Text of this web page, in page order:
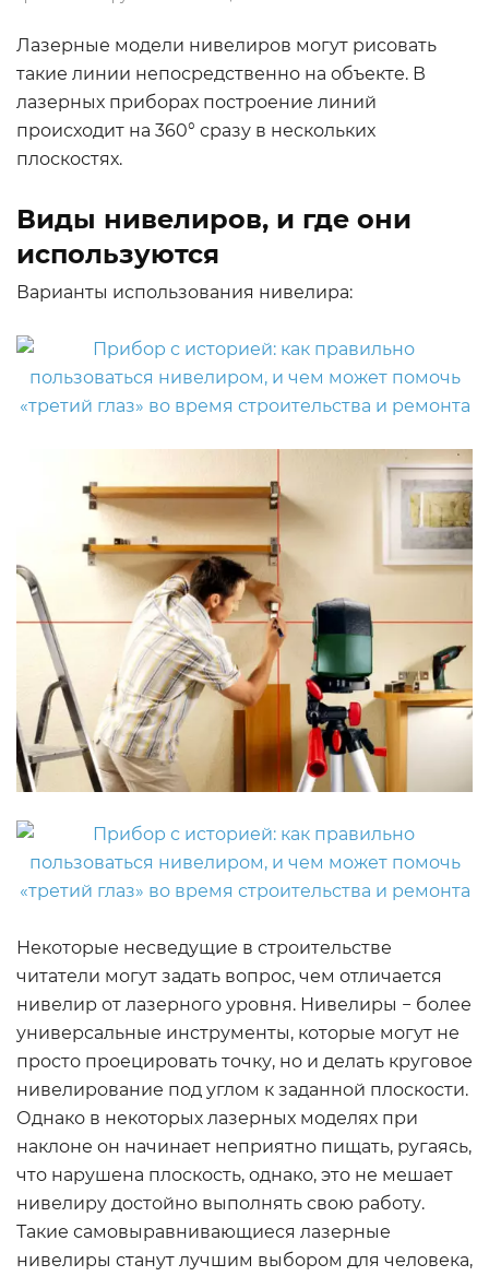
Лазерные модели нивелиров могут рисовать
такие линии непосредственно на объекте. В
лазерных приборах построение линий
происходит на 360° сразу в нескольких
плоскостях.
Виды нивелиров, и где они
используются
Варианты использования нивелира:
Некоторые несведущие в строительстве
читатели могут задать вопрос, чем отличается
нивелир от лазерного уровня. Нивелиры − более
универсальные инструменты, которые могут не
просто проецировать точку, но и делать круговое
нивелирование под углом к заданной плоскости.
Однако в некоторых лазерных моделях при
наклоне он начинает неприятно пищать, ругаясь,
что нарушена плоскость, однако, это не мешает
нивелиру достойно выполнять свою работу.
Такие самовыравнивающиеся лазерные
нивелиры станут лучшим выбором для человека,